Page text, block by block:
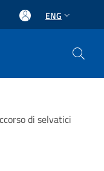
ENG
di selvatici